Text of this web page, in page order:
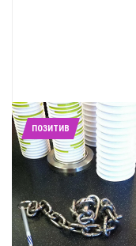
ПОЗИТИВ